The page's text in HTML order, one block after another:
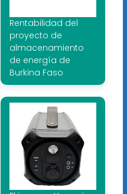
Rentabilidad del
proyecto de
almacenamiento
de energía de
Burkina Faso